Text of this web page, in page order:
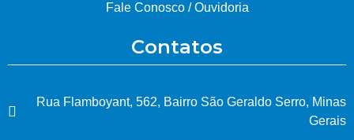
Fale Conosco / Ouvidoria
Contatos
Rua Flamboyant, 562, Bairro São Geraldo Serro, Minas
Gerais